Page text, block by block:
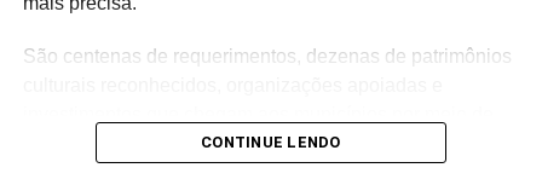
São centenas de requerimentos, dezenas de patrimônios
emendas parlamentares. Um trabalho que demonstra que
CONTINUE LENDO